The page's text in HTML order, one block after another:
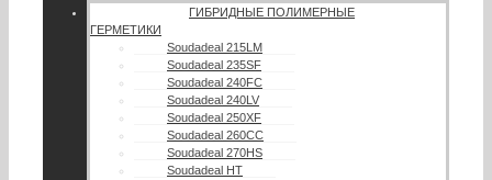
ГИБРИДНЫЕ ПОЛИМЕРНЫЕ
ГЕРМЕТИКИ
Soudadeal 215LM
Soudadeal 235SF
Soudadeal 240FC
Soudadeal 240LV
Soudadeal 250XF
Soudadeal 260CC
Soudadeal 270HS
Soudadeal HT